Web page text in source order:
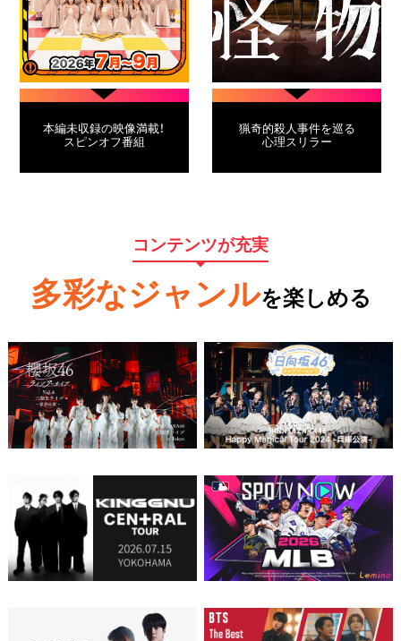
本編未収録の映像満載！
スピンオフ番組
猟奇的殺人事件を巡る
心理スリラー
コンテンツが充実
多彩なジャンルを楽しめる